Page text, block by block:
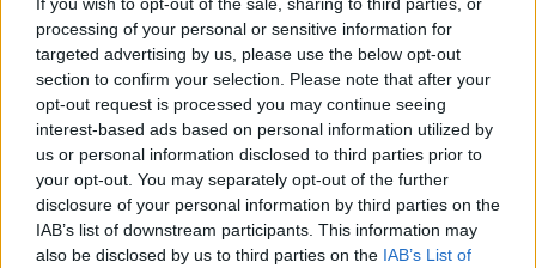
processing of your personal or sensitive information for
targeted advertising by us, please use the below opt-out
section to confirm your selection. Please note that after your
opt-out request is processed you may continue seeing
interest-based ads based on personal information utilized by
us or personal information disclosed to third parties prior to
your opt-out. You may separately opt-out of the further
disclosure of your personal information by third parties on the
IAB’s list of downstream participants. This information may
also be disclosed by us to third parties on the IAB’s List of
2024